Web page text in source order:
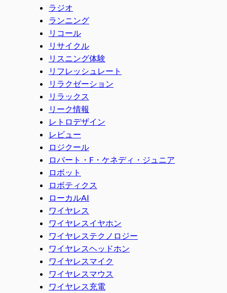
ラジオ
ランニング
リコール
リサイクル
リスニング体験
リフレッシュレート
リラクゼーション
リラックス
リーク情報
レトロデザイン
レビュー
ロジクール
ロバート・F・ケネディ・ジュニア
ロボット
ロボティクス
ローカルAI
ワイヤレス
ワイヤレスイヤホン
ワイヤレステクノロジー
ワイヤレスヘッドホン
ワイヤレスマイク
ワイヤレスマウス
ワイヤレス充電